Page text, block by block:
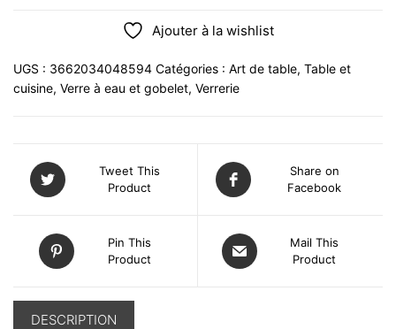
Ajouter à la wishlist
UGS : 3662034048594 Catégories : Art de table, Table et
cuisine, Verre à eau et gobelet, Verrerie
Tweet This
Product
Share on
Facebook
Pin This
Product
Mail This
Product
DESCRIPTION